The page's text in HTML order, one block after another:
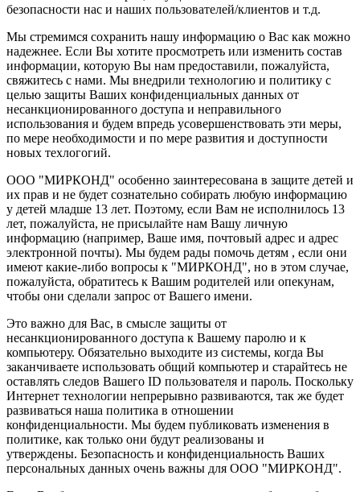
безопасности нас и наших пользователей/клиентов и т.д.
Мы стремимся сохранить нашу информацию о Вас как можно
надежнее. Если Вы хотите просмотреть или изменить состав
информации, которую Вы нам предоставили, пожалуйста,
свяжитесь с нами. Мы внедрили технологию и политику с
целью защиты Ваших конфиденциальных данных от
несанкционированного доступа и неправильного
использования и будем впредь усовершенствовать эти меры,
по мере необходимости и по мере развития и доступности
новых техлогогий.
ООО "МИРКОНД" особенно заинтересована в защите детей и
их прав и не будет сознательно собирать любую информацию
у детей младше 13 лет. Поэтому, если Вам не исполнилось 13
лет, пожалуйста, не присылайте нам Вашу личную
информацию (например, Ваше имя, почтовый адрес и адрес
электронной почты). Мы будем рады помочь детям , если они
имеют какие-либо вопросы к "МИРКОНД", но в этом случае,
пожалуйста, обратитесь к Вашим родителей или опекунам,
чтобы они сделали запрос от Вашего имени.
Это важно для Вас, в смысле защиты от
несанкционированного доступа к Вашему паролю и к
компьютеру. Обязательно выходите из системы, когда Вы
заканчиваете использовать общий компьютер и старайтесь не
оставлять следов Вашего ID пользователя и пароль. Поскольку
Интернет технологии непрерывно развиваются, так же будет
развиваться наша политика в отношении
конфиденциальности. Мы будем публиковать изменения в
политике, как только они будут реализованы и
утверждены. Безопасность и конфиденциальность Ваших
персональных данных очень важны для ООО "МИРКОНД".